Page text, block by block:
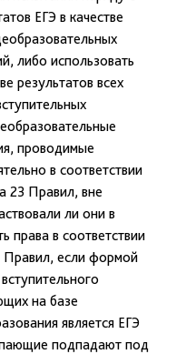
ЕГЭ в качестве
либо использовать
результатов всех
проводимые
в соответствии
23 Правил, вне
ли они в
права в соответствии
Правил, если формой
на базе
является ЕГЭ
подпадают под